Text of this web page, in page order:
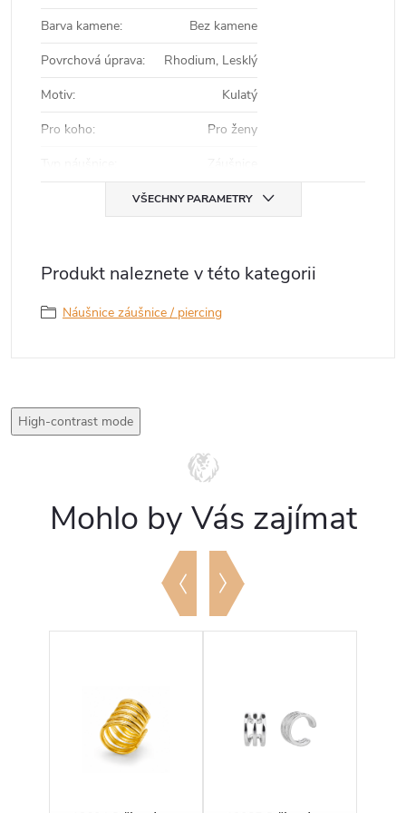
Barva kamene:
Bez kamene
Povrchová úprava:
Rhodium, Lesklý
Motiv:
Kulatý
Pro koho:
Pro ženy
VŠECHNY PARAMETRY
Produkt naleznete v této kategorii
Náušnice záušnice / piercing
High-contrast mode
Mohlo by Vás zajímat